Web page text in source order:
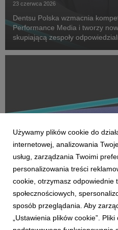
23 czerwca 2026
Dentsu Polska wzmacnia
Performance Media i tworzy
skupiającą zespoły
Na czele nowego obszaru
AKTUALNOŚCI
Dentsu wzmacnia
Transformation w
27 kwietnia 2026
Używamy plików cookie do
internetowej, analizowania
usług, zarządzania Twoimi
personalizowania treści
cookie, otrzymasz odpowiednie
społecznościowych,
sposób przeglądania. Aby
„Ustawienia plików cookie”.